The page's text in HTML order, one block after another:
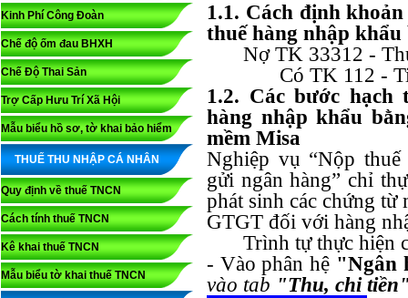
Kinh Phí Công Đoàn
Chế độ ốm đau BHXH
Chế Độ Thai Sản
Trợ Cấp Hưu Trí Xã Hội
Mẫu biểu hồ sơ, tờ khai bảo hiểm
THUẾ THU NHẬP CÁ NHÂN
Quy định về thuế TNCN
Cách tính thuế TNCN
Kê khai thuế TNCN
Mẫu biểu tờ khai thuế TNCN
1.1. Cách định
thuế hàng nhập
Nợ TK 33312 -
Có TK 112 -
1.2. Các bước hạch
hàng nhập khẩu
mềm Misa
Nghiệp vụ “Nộp
gửi ngân hàng” chỉ
phát sinh các chứng từ
GTGT đối với hàng
Trình tự thực hiện
- Vào phân hệ "Ngân
vào tab "Thu, chi